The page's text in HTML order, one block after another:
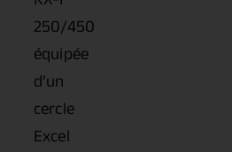
250/450
équipée
d’un
cercle
Excel